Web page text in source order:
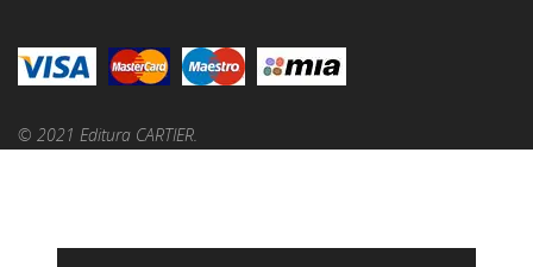
© 2021 Editura CARTIER.